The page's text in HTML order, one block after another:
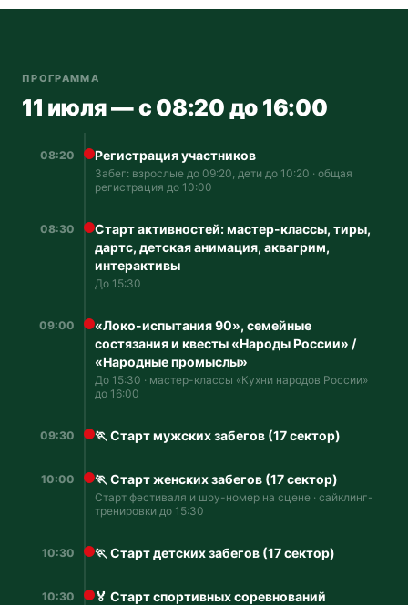
ПРОГРАММА
11 июля — с 08:20 до 16:00
08:20 Регистрация участников
Забег: взрослые до 09:20, дети до 10:20 · общая
регистрация до 10:00
08:30
Старт активностей: мастер-классы, тиры,
дартс, детская анимация, аквагрим,
интерактивы
До 15:30
09:00
«Локо-испытания 90», семейные
состязания и квесты «Народы России» /
«Народные промыслы»
До 15:30 · мастер-классы «Кухни народов России»
до 16:00
09:30 🏃 Старт мужских забегов (17 сектор)
10:00 🏃 Старт женских забегов (17 сектор)
Старт фестиваля и шоу-номер на сцене · сайклинг-
тренировки до 15:30
10:30 🏃 Старт детских забегов (17 сектор)
10:30 🏅 Старт спортивных соревнований